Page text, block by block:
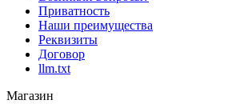
Приватность
Наши преимущества
Реквизиты
Договор
llm.txt
Магазин